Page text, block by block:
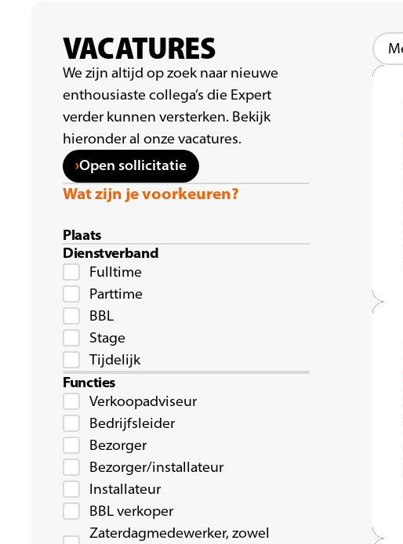
VACATURES
We zijn altijd op zoek naar nieuwe
enthousiaste collega’s die Expert
verder kunnen versterken. Bekijk
hieronder al onze vacatures.
Open sollicitatie
Wat zijn je voorkeuren?
Plaats
Dienstverband
Fulltime
Parttime
BBL
Stage
Tijdelijk
Functies
Verkoopadviseur
Bedrijfsleider
Bezorger
Bezorger/installateur
Installateur
BBL verkoper
Zaterdagmedewerker, zowel